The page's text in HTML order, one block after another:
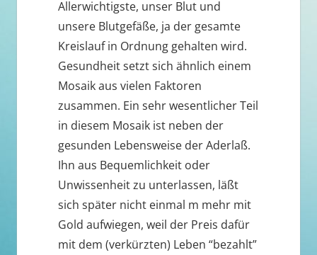
Allerwichtigste, unser Blut und
unsere Blutgefäße, ja der gesamte
Kreislauf in Ordnung gehalten wird.
Gesundheit setzt sich ähnlich einem
Mosaik aus vielen Faktoren
zusammen. Ein sehr wesentlicher Teil
in diesem Mosaik ist neben der
gesunden Lebensweise der Aderlaß.
Ihn aus Bequemlichkeit oder
Unwissenheit zu unterlassen, läßt
sich später nicht einmal m mehr mit
Gold aufwiegen, weil der Preis dafür
mit dem (verkürzten) Leben “bezahlt”